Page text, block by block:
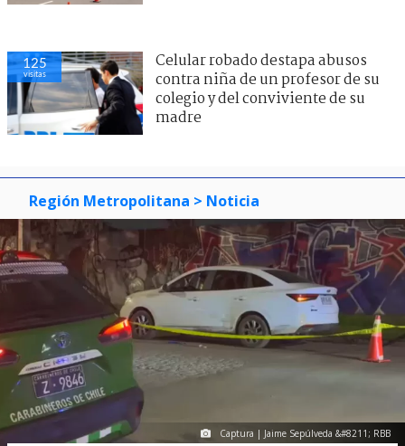
125
visitas
Celular robado destapa abusos
contra niña de un profesor de su
colegio y del conviviente de su
madre
Región Metropolitana > Noticia
Captura | Jaime Sepúlveda &#8211; RBB